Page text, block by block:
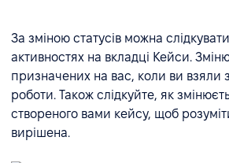
За зміною статусів можна
активностях на вкладці Кейси.
призначених на вас, коли ви взяли
роботи. Також слідкуйте, як
створеного вами кейсу, щоб
вирішена.